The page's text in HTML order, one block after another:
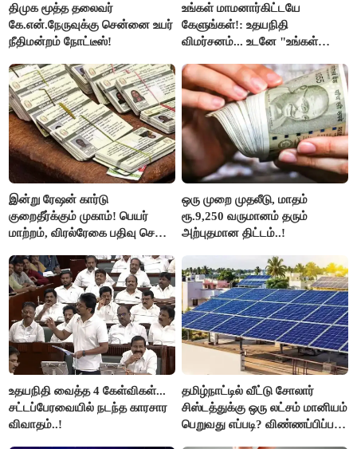
திமுக மூத்த தலைவர்
கே.என்.நேருவுக்கு சென்னை உயர்
நீதிமன்றம் நோட்டீஸ்!
உங்கள் மாமனார்கிட்டயே
கேளுங்கள்!: உதயநிதி
விமர்சனம்... உடனே "உங்கள்
ஆதவ் அர்ஜுனா பதிலடி!
இன்று ரேஷன் கார்டு
குறைதீர்க்கும் முகாம்! பெயர்
மாற்றம், விரல்ரேகை பதிவு செய்ய
ஒரு முறை முதலீடு, மாதம்
ரூ.9,250 வருமானம் தரும்
அற்புதமான திட்டம்..!
உதயநிதி வைத்த 4 கேள்விகள்...
சட்டப்பேரவையில் நடந்த காரசார
விவாதம்..!
தமிழ்நாட்டில் வீட்டு சோலார்
சிஸ்டத்துக்கு ஒரு லட்சம் மானியம்
பெறுவது எப்படி? விண்ணப்பிப்பது